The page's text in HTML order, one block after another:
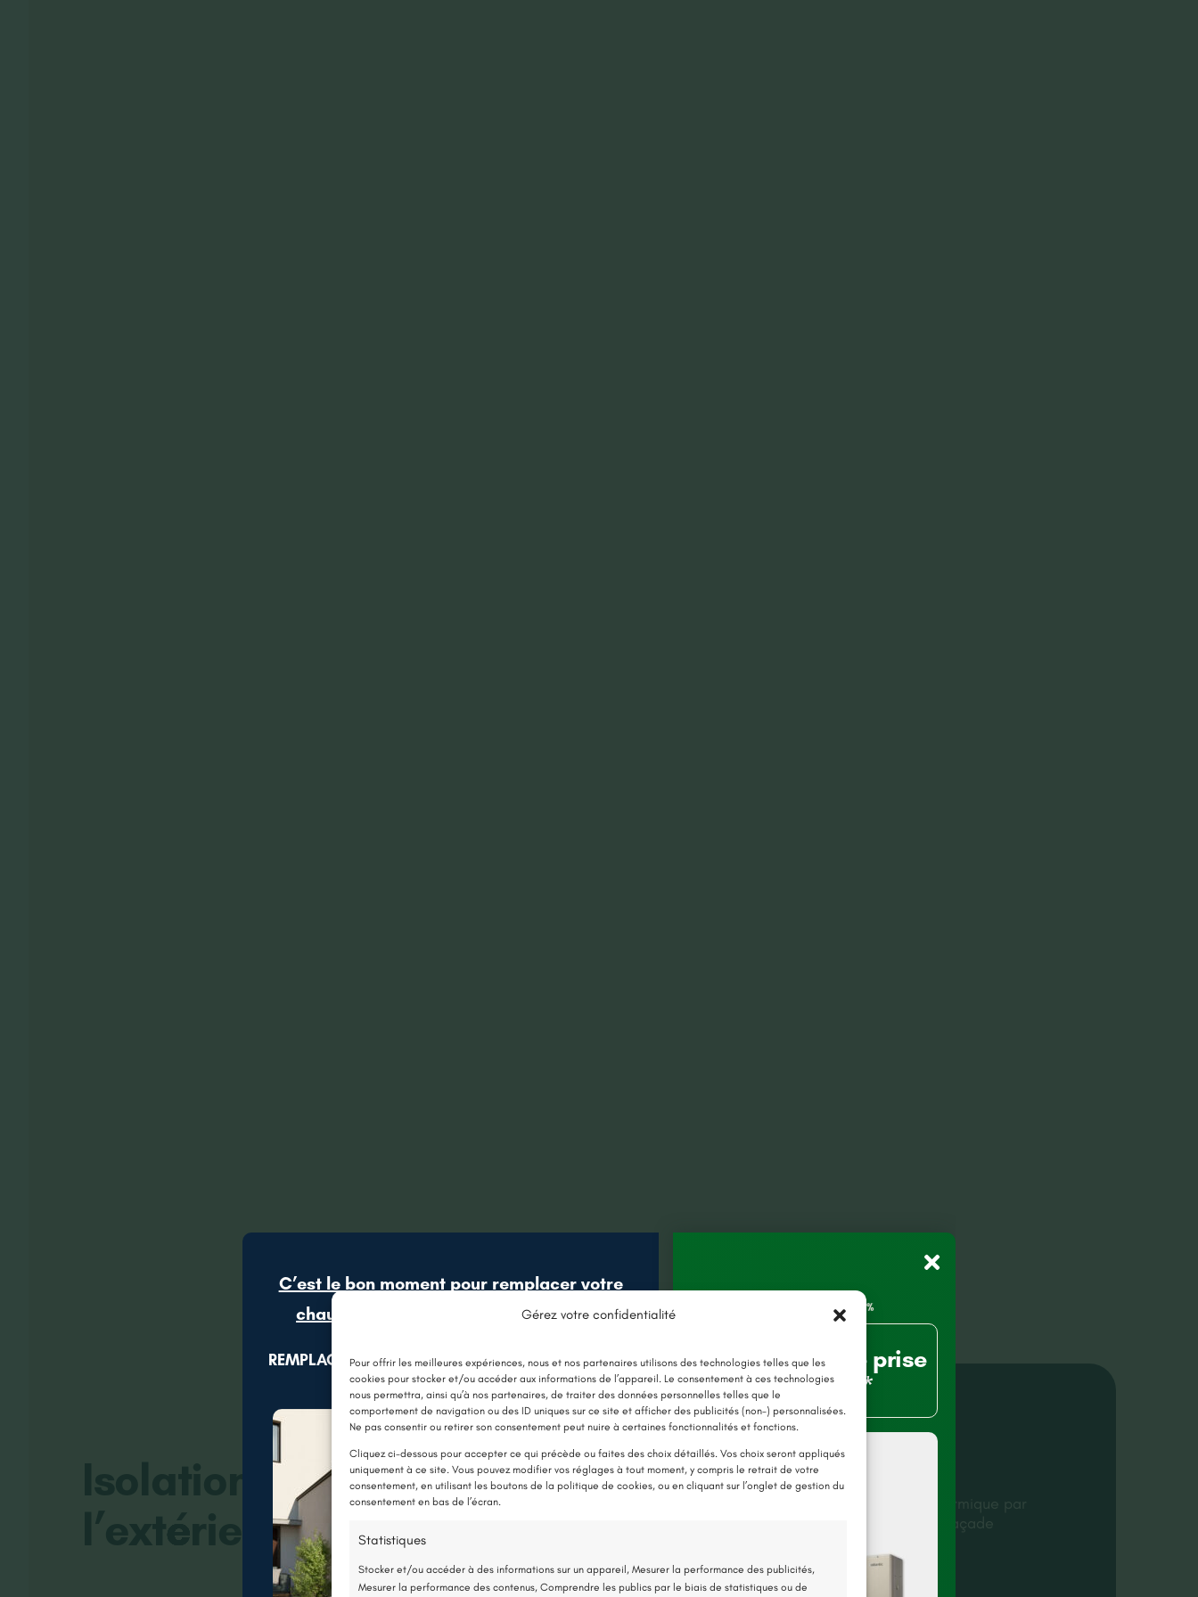
Gérez votre confidentialité
Pour offrir les meilleures expériences, nous et nos partenaires utilisons des technologies telles que les
cookies pour stocker et/ou accéder aux informations de l’appareil. Le consentement à ces technologies
nous permettra, ainsi qu’à nos partenaires, de traiter des données personnelles telles que le
comportement de navigation ou des ID uniques sur ce site et afficher des publicités (non-) personnalisées.
Ne pas consentir ou retirer son consentement peut nuire à certaines fonctionnalités et fonctions.
Cliquez ci-dessous pour accepter ce qui précède ou faites des choix détaillés. Vos choix seront appliqués
uniquement à ce site. Vous pouvez modifier vos réglages à tout moment, y compris le retrait de votre
consentement, en utilisant les boutons de la politique de cookies, ou en cliquant sur l’onglet de gestion du
consentement en bas de l’écran.
Statistiques
Stocker et/ou accéder à des informations sur un appareil, Mesurer la performance des publicités,
Mesurer la performance des contenus, Comprendre les publics par le biais de statistiques ou de
Isolation thermique par
l’extérieur à Nantes
Détails du projet
Nantes (44)
Isolation Thermique par
Ravalement façade
C’est le bon moment pour remplacer votre
chaudière grâce aux nouvelles aides !
REMPLACEZ VOTRE CHAUDIÈRE PAR UNE POMPE À
CHALEUR
Jusqu’à 80% de prise
en charge*